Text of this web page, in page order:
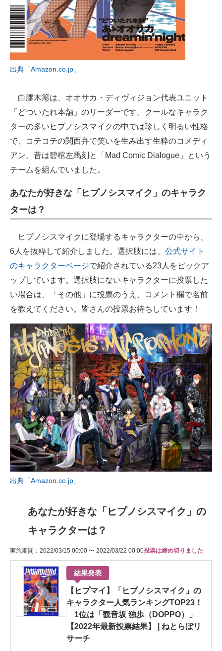
出典「Amazon.co.jp」
白膠木簓は、オオサカ・ディヴィジョン代表ユニット
「どついたれ本舗」のリーダーです。クールなキャラク
ターの多いヒプノシスマイクの中では珍しく明るい性格
で、コテコテの関西弁で笑いを生み出す生粋のコメディ
アン。昔は碧棺左馬刻と「Mad Comic Dialogue」という
チームを組んでいました。
あなたが好きな「ヒプノシスマイク」のキャラク
ターは？
ヒプノシスマイクに登場するキャラクターの中から、
6人を抜粋して紹介しました。選択肢には、 公式サイト
のキャラクターページで紹介されている23人をピックア
ップしています。選択肢にないキャラクターに投票した
い場合は、「その他」に投票のうえ、コメント欄で名前
を教えてください。皆さんの投票お待ちしています！
出典「Amazon.co.jp」
あなたが好きな「ヒプノシスマイク」の
キャラクターは？
実施期間：2022/03/15 00:00 〜 2022/03/22 00:00投票は締め切りました
結果発表
【ヒプマイ】「ヒプノシスマイク」の
キャラクター人気ランキングTOP23！
1位は「観音坂 独歩（DOPPO）」
【2022年最新投票結果】 | ねとらぼリ
サーチ